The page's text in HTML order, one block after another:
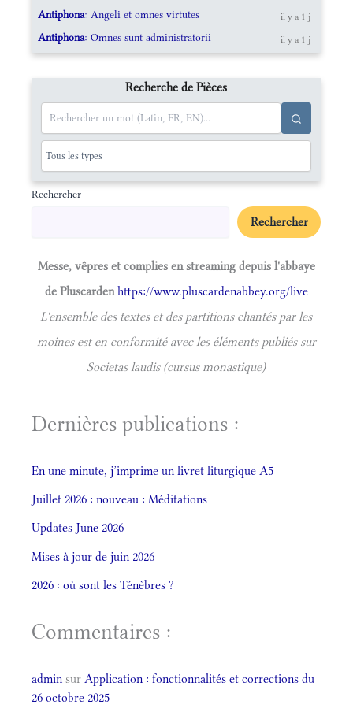
Antiphona: Angeli et omnes virtutes il y a 1 j
Antiphona: Omnes sunt administratorii il y a 1 j
Recherche de Pièces
Rechercher
Rechercher
Messe, vêpres et complies en streaming depuis l'abbaye
de Pluscardenhttps://www.pluscardenabbey.org/live
L'ensemble des textes et des partitions chantés par les
moines est en conformité avec les éléments publiés sur
Societas laudis (cursus monastique)
Dernières publications :
En une minute, j’imprime un livret liturgique A5
Juillet 2026 : nouveau : Méditations
Updates June 2026
Mises à jour de juin 2026
2026 : où sont les Ténèbres ?
Commentaires :
admin sur Application : fonctionnalités et corrections du
26 octobre 2025